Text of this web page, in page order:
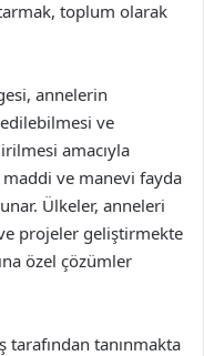
toplum olarak
annelerin
ve
amacıyla
ve manevi fayda
Ülkeler, anneleri
projeler geliştirmekte
özel çözümler
tanınmakta